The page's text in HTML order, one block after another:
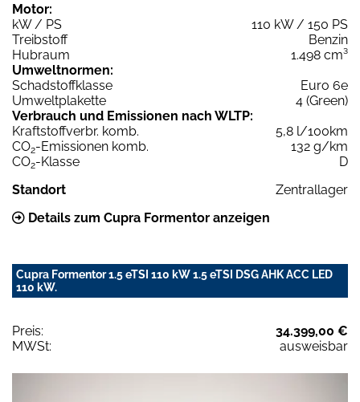
Motor:
kW / PS
110 kW / 150 PS
Treibstoff
Benzin
Hubraum
1.498 cm³
Umweltnormen:
Schadstoffklasse
Euro 6e
Umweltplakette
4 (Green)
Verbrauch und Emissionen nach WLTP:
Kraftstoffverbr. komb.
5,8 l/100km
CO2-Emissionen komb.
132 g/km
CO2-Klasse
D
Standort
Zentrallager
Details zum Cupra Formentor anzeigen
Cupra Formentor 1.5 eTSI 110 kW 1.5 eTSI DSG AHK ACC LED
110 kW.
Preis:
34.399,00 €
MWSt:
ausweisbar